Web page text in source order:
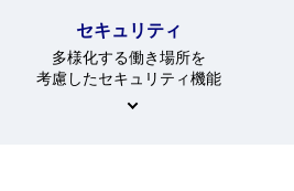
セキュリティ
多様化する働き場所を
考慮したセキュリティ機能